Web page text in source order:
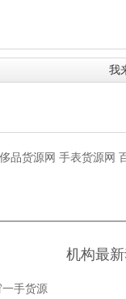
我
品货源网 手表货源网
机构最
一手货源